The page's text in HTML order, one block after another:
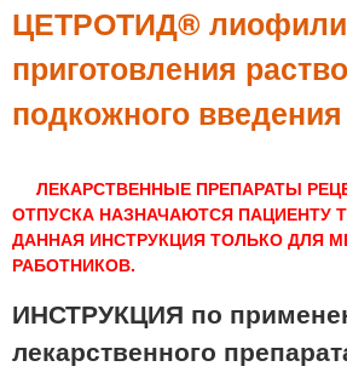
ЦЕТРОТИД®
приготовления
подкожного введения
ЛЕКАРСТВЕННЫЕ ПРЕПАРАТЫ
ОТПУСКА НАЗНАЧАЮТСЯ ПАЦИЕНТУ
ДАННАЯ ИНСТРУКЦИЯ ТОЛЬКО ДЛЯ
РАБОТНИКОВ.
ИНСТРУКЦИЯ по
лекарственного